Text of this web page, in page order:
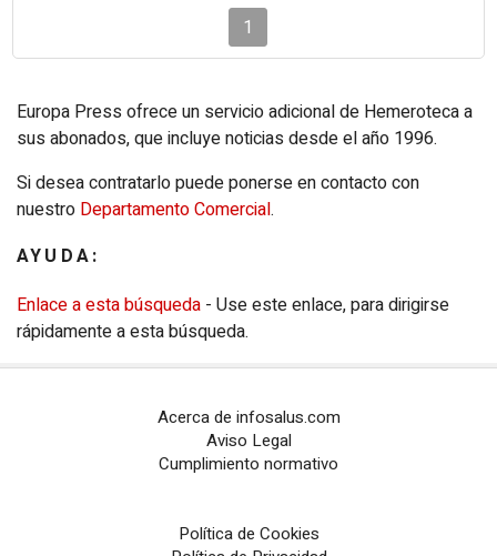
1
Europa Press ofrece un servicio adicional de Hemeroteca a
sus abonados, que incluye noticias desde el año 1996.
Si desea contratarlo puede ponerse en contacto con
nuestro Departamento Comercial.
AYUDA:
Enlace a esta búsqueda - Use este enlace, para dirigirse
rápidamente a esta búsqueda.
Acerca de infosalus.com
Aviso Legal
Cumplimiento normativo
Política de Cookies